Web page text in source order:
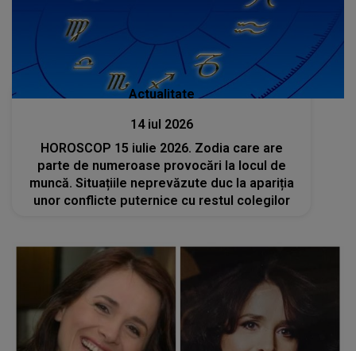
Actualitate
14 iul 2026
HOROSCOP 15 iulie 2026. Zodia care are
parte de numeroase provocări la locul de
muncă. Situațiile neprevăzute duc la apariția
unor conflicte puternice cu restul colegilor